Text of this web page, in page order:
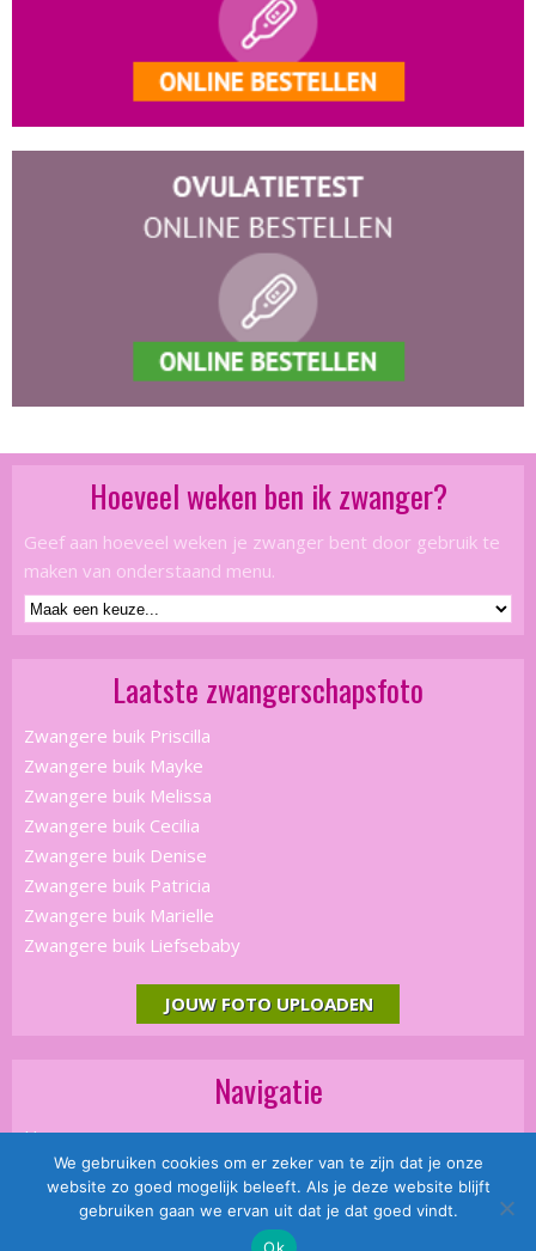
Hoeveel weken ben ik zwanger?
Geef aan hoeveel weken je zwanger bent door gebruik te
maken van onderstaand menu.
Laatste zwangerschapsfoto
Zwangere buik Priscilla
Zwangere buik Mayke
Zwangere buik Melissa
Zwangere buik Cecilia
Zwangere buik Denise
Zwangere buik Patricia
Zwangere buik Marielle
Zwangere buik Liefsebaby
JOUW FOTO UPLOADEN
Navigatie
Home
Disclaimer
Meer informatie
We gebruiken cookies om er zeker van te zijn dat je onze
website zo goed mogelijk beleeft. Als je deze website blijft
gebruiken gaan we ervan uit dat je dat goed vindt.
Ok